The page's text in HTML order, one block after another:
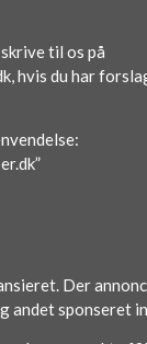
til os på
hvis du har
Der
andet sponseret